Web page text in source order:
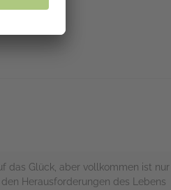
(EPUB)
das Glück, aber vollkommen ist nur
Herausforderungen des Lebens